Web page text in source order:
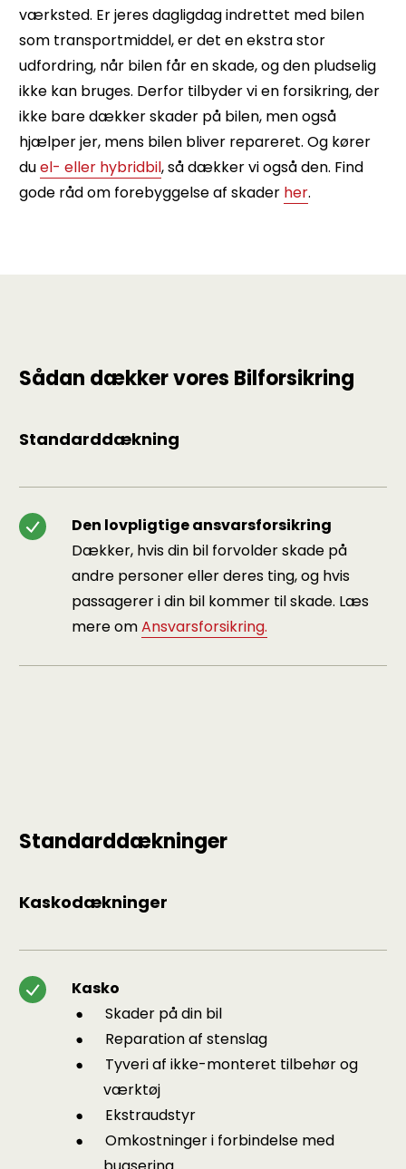
værksted. Er jeres dagligdag indrettet med bilen
som transportmiddel, er det en ekstra stor
udfordring, når bilen får en skade, og den pludselig
ikke kan bruges. Derfor tilbyder vi en forsikring, der
ikke bare dækker skader på bilen, men også
hjælper jer, mens bilen bliver repareret. Og kører
duel- eller hybridbil, så dækker vi også den. Find
gode råd om forebyggelse af skader her.
Sådan dækker vores Bilforsikring
Standarddækning
Den lovpligtige ansvarsforsikring
Dækker, hvis din bil forvolder skade på
andre personer eller deres ting, og hvis
passagerer i din bil kommer til skade. Læs
mere omAnsvarsforsikring.
Standarddækninger
Kaskodækninger
Kasko
Skader på din bil
Reparation af stenslag
Tyveri af ikke-monteret tilbehør og
værktøj
Ekstraudstyr
Omkostninger i forbindelse med